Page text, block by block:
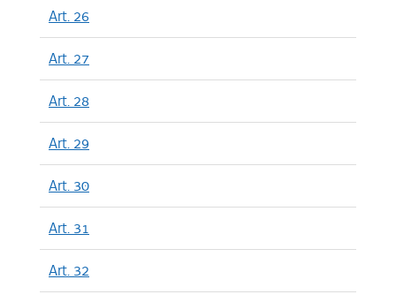
Art. 26
Art. 27
Art. 28
Art. 29
Art. 30
Art. 31
Art. 32